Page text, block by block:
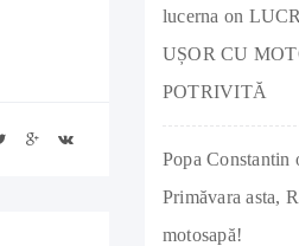
lucerna on
UȘOR CU
POTRIVITĂ
Popa Constantin
Primăvara asta,
motosapă!